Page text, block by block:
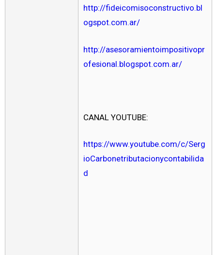
http://fideicomisoconstructivo.bl
ogspot.com.ar/
http://asesoramientoimpositivopr
ofesional.blogspot.com.ar/
CANAL YOUTUBE:
https://www.youtube.com/c/Serg
ioCarbonetributacionycontabilida
d